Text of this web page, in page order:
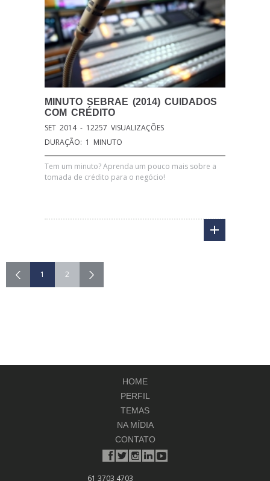
MINUTO SEBRAE (2014) CUIDADOS
COM CRÉDITO
SET 2014 - 12257 VISUALIZAÇÕES
DURAÇÃO: 1 MINUTO
Tem um minuto? Aprenda um pouco mais sobre a
tomada de crédito para o negócio!
1 2
HOME
PERFIL
TEMAS
NA MÍDIA
CONTATO
61 3703 4703